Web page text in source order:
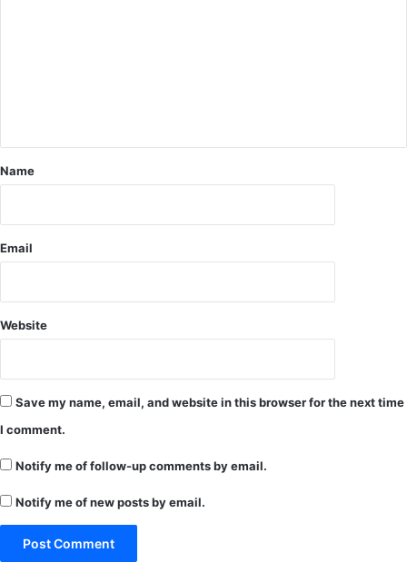
ल
दि
Name
Email
Website
Save my name, email, and website in this browser for the next time
I comment.
Notify me of follow-up comments by email.
Notify me of new posts by email.